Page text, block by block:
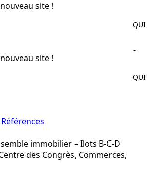
site !
site !
immobilier – Ilots B-C-D
des Congrès, Commerces,